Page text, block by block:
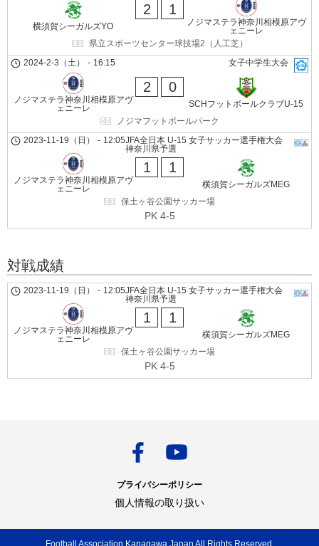
横須賀シーガルズYO
2 1
ノジマステラ神奈川相模原アヴ
ェニーレ
県立スポーツセンター球技場2（人工芝）
女子中学生大会
2024-2-3（土） - 16:15
ノジマステラ神奈川相模原アヴ
ェニーレ
2 0
SCHフットボールクラブU-15
ノジマフットボールパーク
JFA全日本 U-15 女子サッカー選手権大会
神奈川県予選
2023-11-19（日） - 12:05
ノジマステラ神奈川相模原アヴ
ェニーレ
1 1
横須賀シーガルズMEG
保土ヶ谷公園サッカー場
PK 4-5
対戦成績
JFA全日本 U-15 女子サッカー選手権大会
神奈川県予選
2023-11-19（日） - 12:05
ノジマステラ神奈川相模原アヴ
ェニーレ
1 1
横須賀シーガルズMEG
保土ヶ谷公園サッカー場
PK 4-5
プライバシーポリシー
個人情報の取り扱い
Football Association Kanagawa Japan All Rights Reserved.